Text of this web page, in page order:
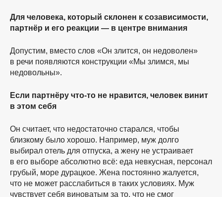
Для человека, который склонен к созависимости,
партнёр и его реакции — в центре внимания
Допустим, вместо слов «Он злится, он недоволен»
в речи появляются конструкции «Мы злимся, мы
недовольны».
Если партнёру что-то не нравится, человек винит
в этом себя
Он считает, что недостаточно старался, чтобы
близкому было хорошо. Например, муж долго
выбирал отель для отпуска, а жену не устраивает
в его выборе абсолютно всё: еда невкусная, персонал
грубый, море дурацкое. Жена постоянно жалуется,
что не может расслабиться в таких условиях. Муж
чувствует себя виноватым за то, что не смог